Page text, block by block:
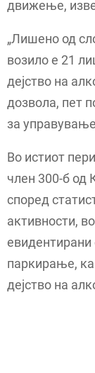
движење,
„Лишено од
возило е 21
дејство на
дозвола, пет
за
Во истиот
член 300-б од
според
активности,
паркирање,
дејство на